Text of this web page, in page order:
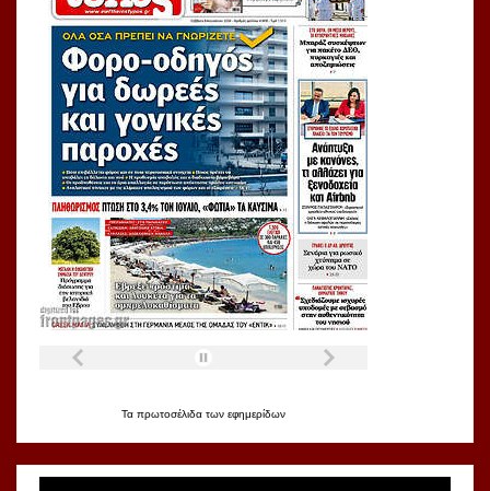
Τα πρωτοσέλιδα των εφημερίδων